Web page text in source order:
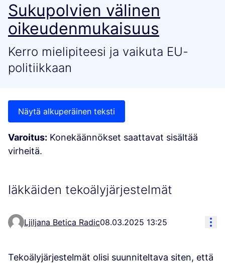
Sukupolvien välinen
oikeudenmukaisuus
Kerro mielipiteesi ja vaikuta EU-
politiikkaan
Näytä alkuperäinen teksti
Varoitus: Konekäännökset saattavat sisältää
virheitä.
Iäkkäiden tekoälyjärjestelmät
Ljiljana Betica Radic08.03.2025 13:25
Tekoälyjärjestelmät olisi suunniteltava siten, että